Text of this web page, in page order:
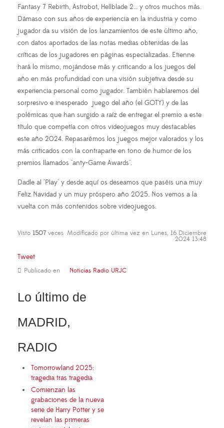
Fantasy 7 Rebirth, Astrobot, Hellblade 2… y otros muchos más.
Dámaso con sus años de experiencia en la industria y como
jugador da su visión de los lanzamientos de este último año,
con datos aportados de las notas medias obtenidas de las
críticas de los jugadores en páginas especializadas. Etienne
hará lo mismo, mojándose más y criticando a los juegos del
año en más profundidad con una visión subjetiva desde su
experiencia personal como jugador. También hablaremos del
sorpresivo e inesperado juego del año (el GOTY) y de las
polémicas que han surgido a raíz de entregar el premio a este
título que competía con otros videojuegos muy destacables
este año 2024. Repasarémos los juegos mejor valorados y los
más criticados con la contraparte en tono de humor de los
premios llamados "anty-Game Awards".
Dadle al "Play" y desde aquí os deseamos que paséis una muy
Feliz Navidad y un muy próspero año 2025. Nos vemos a la
vuelta con más contenidos sobre videojuegos.
Visto 1507 veces Modificado por última vez en Lunes, 16 Diciembre
2024 13:48
Tweet
Publicado en Noticias Radio URJC
Lo último de
MADRID,
RADIO
Tomorrowland 2025:
tragedia tras tragedia
Comienzan las
grabaciones de la nueva
serie de Harry Potter y se
revelan las primeras